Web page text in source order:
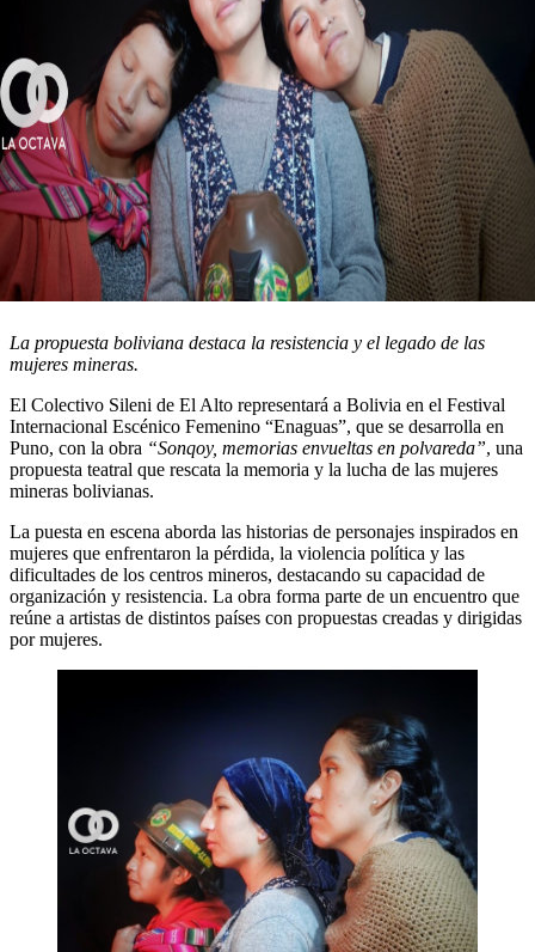
La propuesta boliviana destaca la resistencia y el legado de las
mujeres mineras.
El Colectivo Sileni de El Alto representará a Bolivia en el Festival
Internacional Escénico Femenino “Enaguas”, que se desarrolla en
Puno, con la obra “Sonqoy, memorias envueltas en polvareda”, una
propuesta teatral que rescata la memoria y la lucha de las mujeres
mineras bolivianas.
La puesta en escena aborda las historias de personajes inspirados en
mujeres que enfrentaron la pérdida, la violencia política y las
dificultades de los centros mineros, destacando su capacidad de
organización y resistencia. La obra forma parte de un encuentro que
reúne a artistas de distintos países con propuestas creadas y dirigidas
por mujeres.